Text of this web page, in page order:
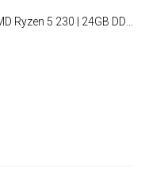
HP ProBook 4 G1a | 16” WUXGA IPS | AMD Ryzen 5 230 | 24GB DDR5 | 512GB SSD | IR Camera | W11 Pro